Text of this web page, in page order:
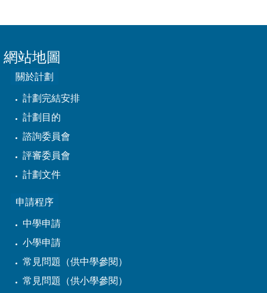
網站地圖
關於計劃
計劃完結安排
計劃目的
諮詢委員會
評審委員會
計劃文件
申請程序
中學申請
小學申請
常見問題（供中學參閱）
常見問題（供小學參閱）